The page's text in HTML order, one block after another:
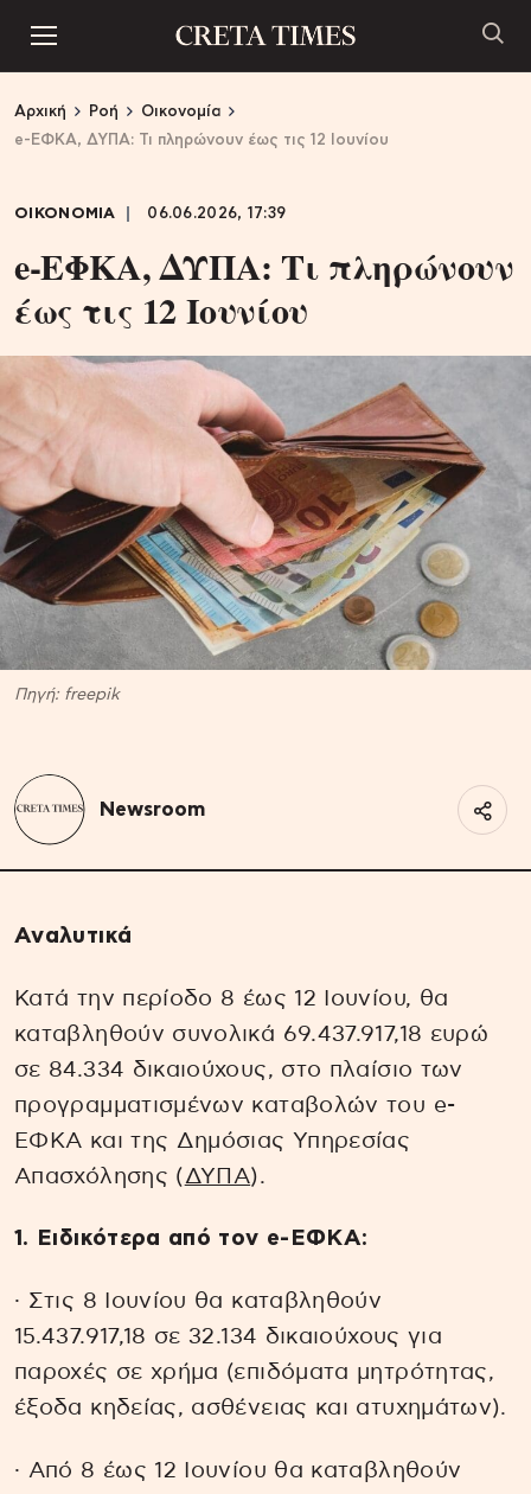
Αρχική Ροή
Οικονομία
e-ΕΦΚΑ, ΔΥΠΑ: Τι πληρώνουν έως τις 12 Ιουνίου
ΟΙΚΟΝΟΜΙΑ 06.06.2026, 17:39
e-ΕΦΚΑ, ΔΥΠΑ: Τι πληρώνουν
έως τις 12 Ιουνίου
Πηγή: freepik
Newsroom
Αναλυτικά
Κατά την περίοδο 8 έως 12 Ιουνίου, θα
καταβληθούν συνολικά 69.437.917,18 ευρώ
σε 84.334 δικαιούχους, στο πλαίσιο των
προγραμματισμένων καταβολών του e-
ΕΦΚΑ και της Δημόσιας Υπηρεσίας
Απασχόλησης (ΔΥΠΑ).
1. Ειδικότερα από τον e-ΕΦΚΑ:
· Στις 8 Ιουνίου θα καταβληθούν
15.437.917,18 σε 32.134 δικαιούχους για
παροχές σε χρήμα (επιδόματα μητρότητας,
έξοδα κηδείας, ασθένειας και ατυχημάτων).
· Από 8 έως 12 Ιουνίου θα καταβληθούν